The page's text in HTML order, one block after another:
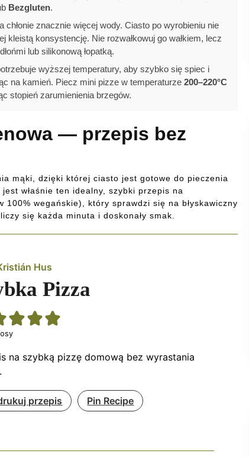
Bezgluten.
chłonie znacznie więcej wody. Ciasto po wyrobieniu nie
konsystencję. Nie rozwałkowuj go wałkiem, lecz
lub silikonową łopatką.
wyższej temperatury, aby szybko się spiec i
na kamień. Piecz mini pizze w temperaturze 200–220°C
stopień zarumienienia brzegów.
— przepis bez
mąki, dzięki której ciasto jest gotowe do pieczenia
właśnie ten idealny, szybki przepis na
wegańskie), który sprawdzi się na błyskawiczny
się każda minuta i doskonały smak.
Hus
Pizza
na szybką pizzę domową bez wyrastania
przepis Pin Recipe